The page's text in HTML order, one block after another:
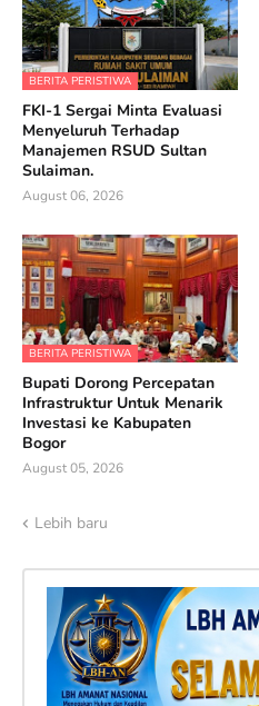
BERITA PERISTIWA
FKI-1 Sergai Minta Evaluasi
Menyeluruh Terhadap
Manajemen RSUD Sultan
Sulaiman.
August 06, 2026
BERITA PERISTIWA
Bupati Dorong Percepatan
Infrastruktur Untuk Menarik
Investasi ke Kabupaten
Bogor
August 05, 2026
Lebih baru